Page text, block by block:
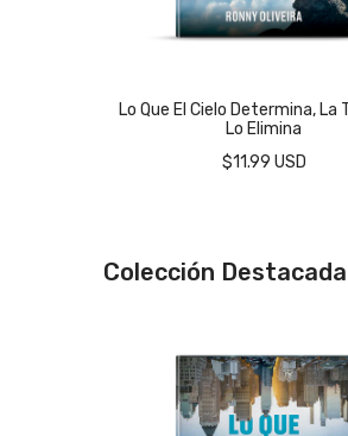
Lo Que El Cielo Determina, La
Lo Elimina
$11.99 USD
Colección Destacada